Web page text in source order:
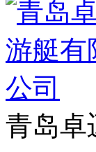
青岛